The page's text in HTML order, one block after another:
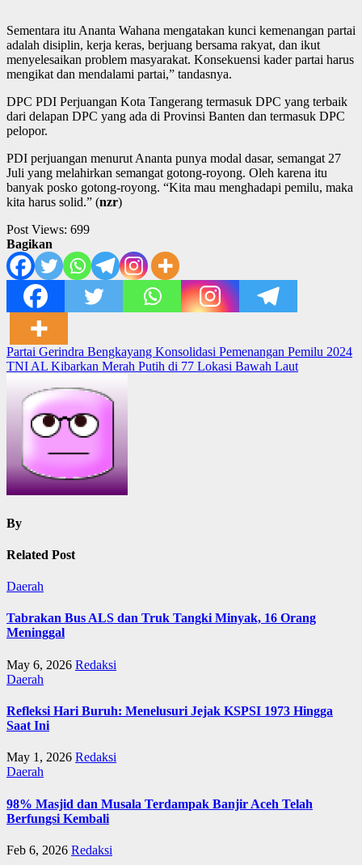
Sementara itu Ananta Wahana mengatakan kunci kemenangan partai
adalah disiplin, kerja keras, berjuang bersama rakyat, dan ikut
menyelesaikan problem masyarakat. Konsekuensi kader partai harus
mengikat dan mendalami partai,” tandasnya.
DPC PDI Perjuangan Kota Tangerang termasuk DPC yang terbaik
dari delapan DPC yang ada di Provinsi Banten dan termasuk DPC
pelopor.
PDI perjuangan menurut Ananta punya modal dasar, semangat 27
Juli yang melahirkan semangat gotong-royong. Oleh karena itu
banyak posko gotong-royong. “Kita mau menghadapi pemilu, maka
kita harus solid.” (nzr)
Post Views: 699
Bagikan
Post
navigation
Partai Gerindra Bengkayang Konsolidasi Pemenangan Pemilu 2024
TNI AL Kibarkan Merah Putih di 77 Lokasi Bawah Laut
By
Related Post
Daerah
Tabrakan Bus ALS dan Truk Tangki Minyak, 16 Orang
Meninggal
May 6, 2026 Redaksi
Daerah
Refleksi Hari Buruh: Menelusuri Jejak KSPSI 1973 Hingga
Saat Ini
May 1, 2026 Redaksi
Daerah
98% Masjid dan Musala Terdampak Banjir Aceh Telah
Berfungsi Kembali
Feb 6, 2026 Redaksi